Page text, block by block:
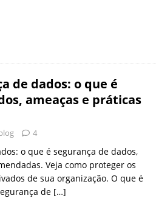
de dados: o que é
ameaças e práticas
4
o que é segurança de dados,
Veja como proteger os
de sua organização. O que é
de […]